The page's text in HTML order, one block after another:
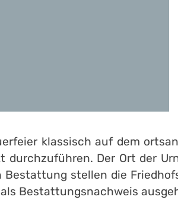
klassisch auf dem
durchzuführen. Der Ort der
Bestattung stellen die
Bestattungsnachweis